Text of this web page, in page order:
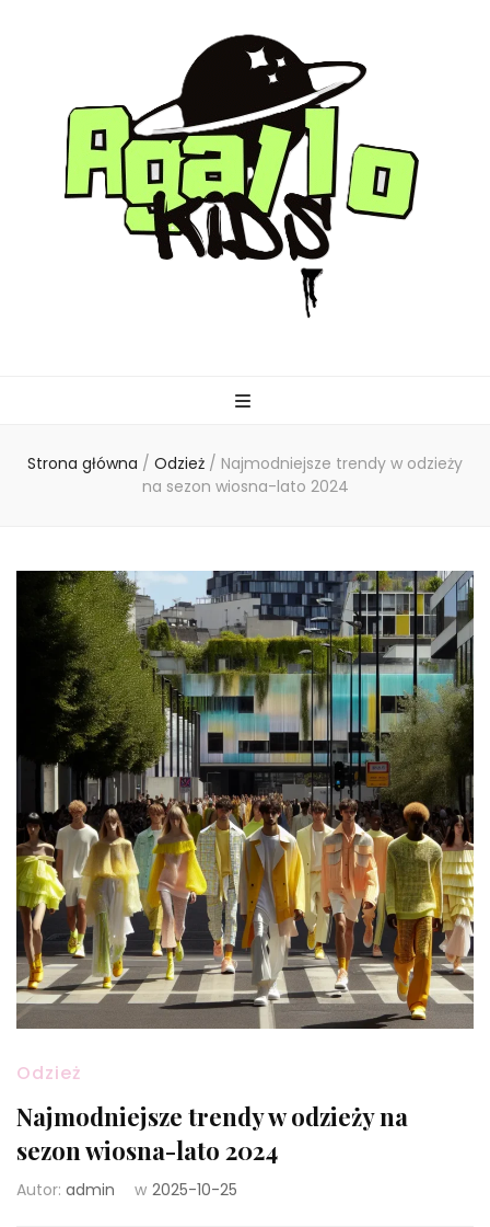
Strona główna / Odzież / Najmodniejsze trendy w odzieży
na sezon wiosna-lato 2024
Odzież
Najmodniejsze trendy w odzieży na
sezon wiosna-lato 2024
Autor: admin w 2025-10-25